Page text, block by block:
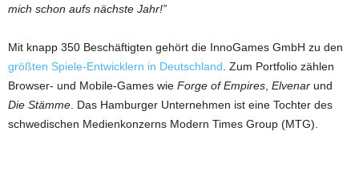
mich schon aufs nächste Jahr!”
Mit knapp 350 Beschäftigten gehört die InnoGames GmbH zu den
größten Spiele-Entwicklern in Deutschland . Zum Portfolio zählen
Browser- und Mobile-Games wie Forge of Empires Elvenar und
Die Stämme . Das Hamburger Unternehmen ist eine Tochter des
schwedischen Medienkonzerns Modern Times Group (MTG).